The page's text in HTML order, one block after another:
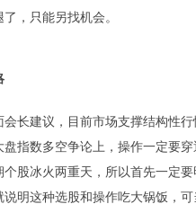
，只能另找机会。
会长建议，目前市场支撑结构性
盘指数多空争论上，操作一定要
个股冰火两重天，所以首先一定
说明这种选股和操作吃大锅饭，